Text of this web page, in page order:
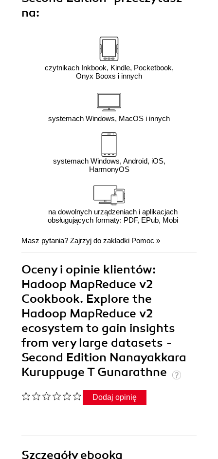
na:
czytnikach Inkbook, Kindle, Pocketbook,
Onyx Booxs i innych
systemach Windows, MacOS i innych
systemach Windows, Android, iOS,
HarmonyOS
na dowolnych urządzeniach i aplikacjach
obsługujących formaty: PDF, EPub, Mobi
Masz pytania? Zajrzyj do zakładki Pomoc »
Oceny i opinie klientów:
Hadoop MapReduce v2
Cookbook. Explore the
Hadoop MapReduce v2
ecosystem to gain insights
from very large datasets -
Second Edition Nanayakkara
Kuruppuge T Gunarathne
Dodaj opinię
Szczegółyebooka